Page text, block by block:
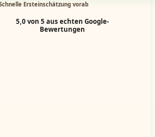
Ersteinschätzung vorab
5,0 von 5 aus echten Google-
Bewertungen